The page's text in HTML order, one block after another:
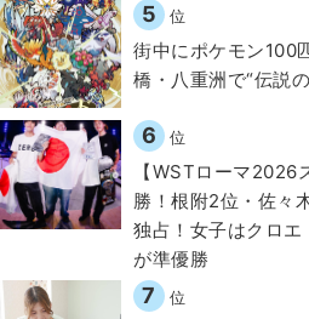
5 位
街中にポケモン100
橋・八重洲で“伝説
6 位
【WSTローマ2026
勝！根附2位・佐々
独占！女子はクロ
が準優勝
7 位